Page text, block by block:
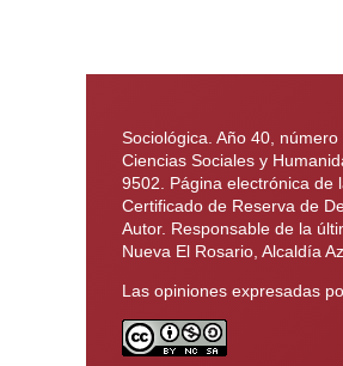
Sociológica. Año 40,
Ciencias Sociales y
9502. Página electrónica de
Certificado de Reserva de
Autor. Responsable de la
Nueva El Rosario, Alcaldía
Las opiniones expresadas